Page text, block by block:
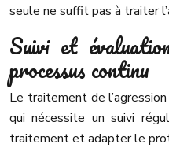
seule ne suffit pas à traiter
Suivi et
processus continu
Le traitement de
qui nécessite un suivi
traitement et adapter le